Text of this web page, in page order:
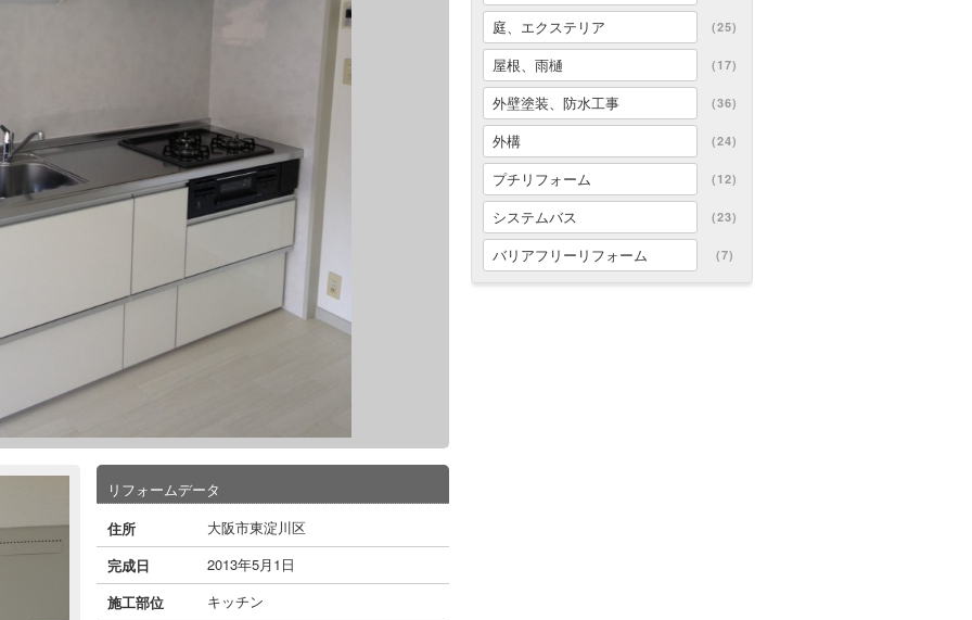
リフォームデータ
住所
大阪市東淀川区
完成日
2013年5月1日
施工部位
キッチン
庭、エクステリア (25)
屋根、雨樋 (17)
外壁塗装、防水工事 (36)
外構 (24)
プチリフォーム (12)
システムバス (23)
バリアフリーリフォーム (7)